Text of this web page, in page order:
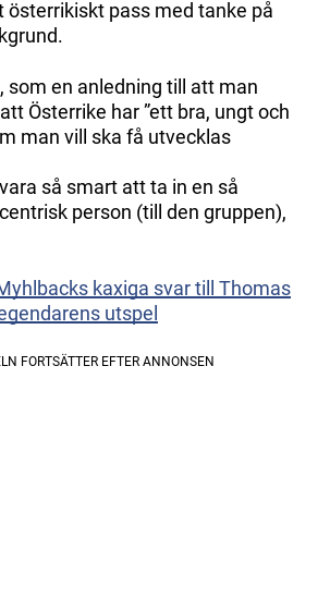
österrikiskt pass med tanke på
som en anledning till att man
Österrike har ”ett bra, ungt och
man vill ska få utvecklas
så smart att ta in en så
person (till den gruppen),
kaxiga svar till Thomas
utspel